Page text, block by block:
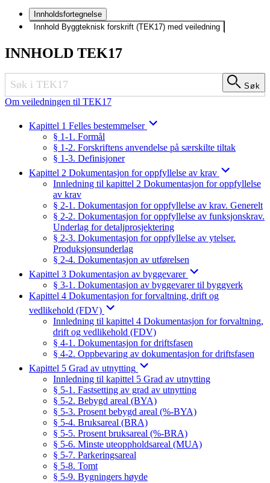
Innholdsfortegnelse
Innhold Byggteknisk forskrift (TEK17) med veiledning
INNHOLD TEK17
Søk
Om veiledningen til TEK17
Kapittel 1 Felles bestemmelser
§ 1-1. Formål
§ 1-2. Forskriftens anvendelse på særskilte tiltak
§ 1-3. Definisjoner
Kapittel 2 Dokumentasjon for oppfyllelse av krav
Innledning til kapittel 2 Dokumentasjon for oppfyllelse
av krav
§ 2-1. Dokumentasjon for oppfyllelse av krav. Generelt
§ 2-2. Dokumentasjon for oppfyllelse av funksjonskrav.
Underlag for detaljprosjektering
§ 2-3. Dokumentasjon for oppfyllelse av ytelser.
Produksjonsunderlag
§ 2-4. Dokumentasjon av utførelsen
Kapittel 3 Dokumentasjon av byggevarer
§ 3-1. Dokumentasjon av byggevarer til byggverk
Kapittel 4 Dokumentasjon for forvaltning, drift og
vedlikehold (FDV)
Innledning til kapittel 4 Dokumentasjon for forvaltning,
drift og vedlikehold (FDV)
§ 4-1. Dokumentasjon for driftsfasen
§ 4-2. Oppbevaring av dokumentasjon for driftsfasen
Kapittel 5 Grad av utnytting
Innledning til kapittel 5 Grad av utnytting
§ 5-1. Fastsetting av grad av utnytting
§ 5-2. Bebygd areal (BYA)
§ 5-3. Prosent bebygd areal (%-BYA)
§ 5-4. Bruksareal (BRA)
§ 5-5. Prosent bruksareal (%-BRA)
§ 5-6. Minste uteoppholdsareal (MUA)
§ 5-7. Parkeringsareal
§ 5-8. Tomt
§ 5-9. Bygningers høyde